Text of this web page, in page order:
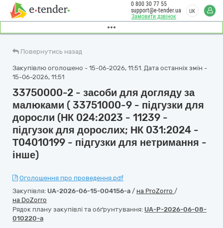
Замовити дзвінок
0 800 30 77 55
support@e-tender.ua
UK
Повернутись назад
Закупівлю оголошено - 15-06-2026, 11:51. Дата останніх змін -
15-06-2026, 11:51
33750000-2 - засоби для догляду за
малюками ( 33751000-9 - підгузки для
доросли (НК 024:2023 - 11239 -
підгузок для дорослих; НК 031:2024 -
Т04010199 - підгузки для нетримання -
інше)
Оголошення про проведення.pdf
Закупівля: UA-2026-06-15-004156-a / на ProZorro /
на DoZorro
Рядок плану закупівлі та обґрунтування: UA-P-2026-06-08-
010220-a